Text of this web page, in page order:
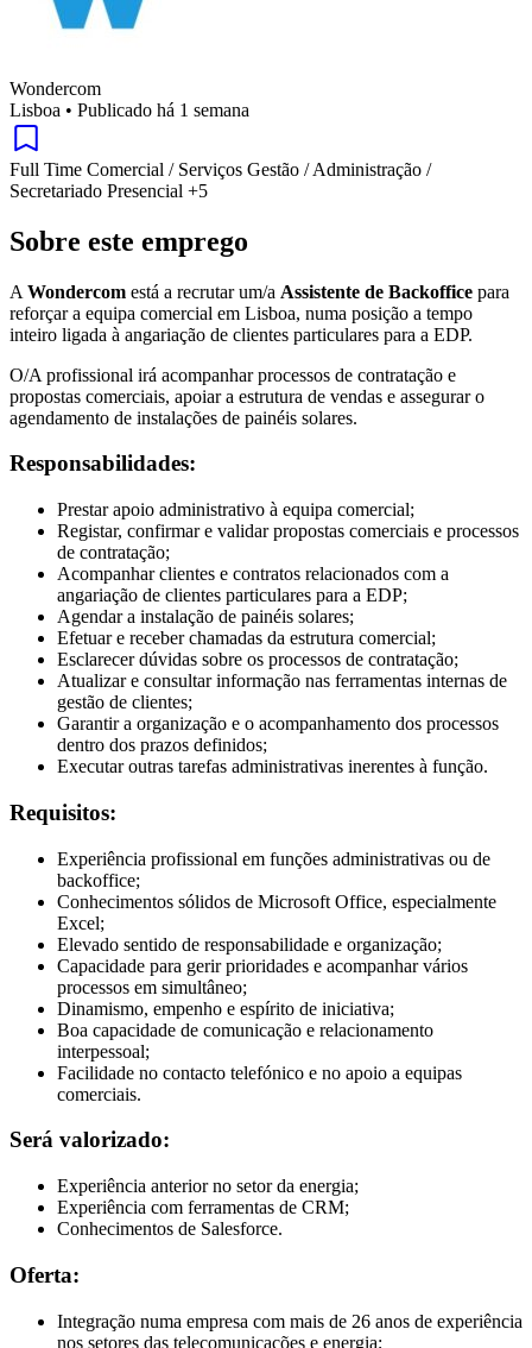
Wondercom
Lisboa • Publicado há 1 semana
Full Time Comercial / Serviços Gestão / Administração /
Secretariado Presencial +5
Sobre este emprego
A Wondercom está a recrutar um/a Assistente de Backoffice para
reforçar a equipa comercial em Lisboa, numa posição a tempo
inteiro ligada à angariação de clientes particulares para a EDP.
O/A profissional irá acompanhar processos de contratação e
propostas comerciais, apoiar a estrutura de vendas e assegurar o
agendamento de instalações de painéis solares.
Responsabilidades:
Prestar apoio administrativo à equipa comercial;
Registar, confirmar e validar propostas comerciais e processos
de contratação;
Acompanhar clientes e contratos relacionados com a
angariação de clientes particulares para a EDP;
Agendar a instalação de painéis solares;
Efetuar e receber chamadas da estrutura comercial;
Esclarecer dúvidas sobre os processos de contratação;
Atualizar e consultar informação nas ferramentas internas de
gestão de clientes;
Garantir a organização e o acompanhamento dos processos
dentro dos prazos definidos;
Executar outras tarefas administrativas inerentes à função.
Requisitos:
Experiência profissional em funções administrativas ou de
backoffice;
Conhecimentos sólidos de Microsoft Office, especialmente
Excel;
Elevado sentido de responsabilidade e organização;
Capacidade para gerir prioridades e acompanhar vários
processos em simultâneo;
Dinamismo, empenho e espírito de iniciativa;
Boa capacidade de comunicação e relacionamento
interpessoal;
Facilidade no contacto telefónico e no apoio a equipas
comerciais.
Será valorizado:
Experiência anterior no setor da energia;
Experiência com ferramentas de CRM;
Conhecimentos de Salesforce.
Oferta:
Integração numa empresa com mais de 26 anos de experiência
nos setores das telecomunicações e energia;